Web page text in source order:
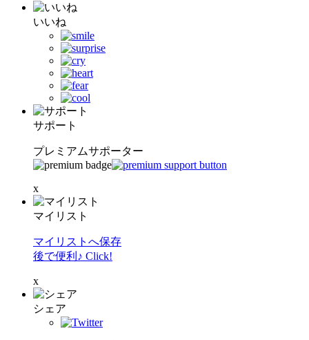
いいね
サポート
プレミアムサポーター
x
マイリスト
マイリストへ保存
後で便利♪ Click!
x
シェア